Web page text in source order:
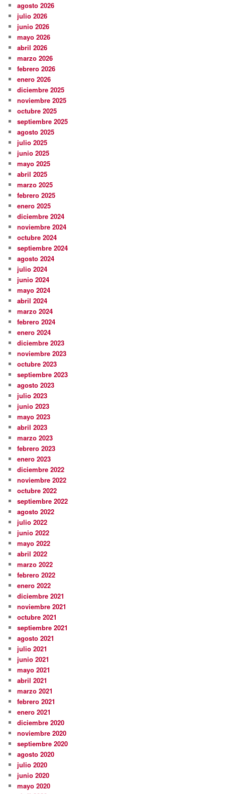
agosto 2026
julio 2026
junio 2026
mayo 2026
abril 2026
marzo 2026
febrero 2026
enero 2026
diciembre 2025
noviembre 2025
octubre 2025
septiembre 2025
agosto 2025
julio 2025
junio 2025
mayo 2025
abril 2025
marzo 2025
febrero 2025
enero 2025
diciembre 2024
noviembre 2024
octubre 2024
septiembre 2024
agosto 2024
julio 2024
junio 2024
mayo 2024
abril 2024
marzo 2024
febrero 2024
enero 2024
diciembre 2023
noviembre 2023
octubre 2023
septiembre 2023
agosto 2023
julio 2023
junio 2023
mayo 2023
abril 2023
marzo 2023
febrero 2023
enero 2023
diciembre 2022
noviembre 2022
octubre 2022
septiembre 2022
agosto 2022
julio 2022
junio 2022
mayo 2022
abril 2022
marzo 2022
febrero 2022
enero 2022
diciembre 2021
noviembre 2021
octubre 2021
septiembre 2021
agosto 2021
julio 2021
junio 2021
mayo 2021
abril 2021
marzo 2021
febrero 2021
enero 2021
diciembre 2020
noviembre 2020
septiembre 2020
agosto 2020
julio 2020
junio 2020
mayo 2020